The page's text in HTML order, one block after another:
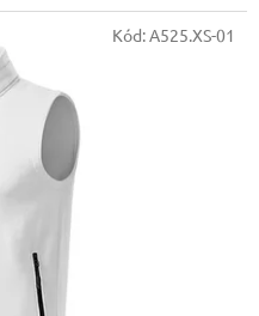
Kód:A525.XS-01